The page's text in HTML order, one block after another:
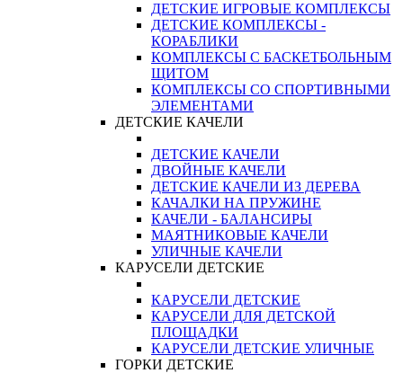
ДЕТСКИЕ ИГРОВЫЕ КОМПЛЕКСЫ
ДЕТСКИЕ КОМПЛЕКСЫ -
КОРАБЛИКИ
КОМПЛЕКСЫ С БАСКЕТБОЛЬНЫМ
ЩИТОМ
КОМПЛЕКСЫ СО СПОРТИВНЫМИ
ЭЛЕМЕНТАМИ
ДЕТСКИЕ КАЧЕЛИ
ДЕТСКИЕ КАЧЕЛИ
ДВОЙНЫЕ КАЧЕЛИ
ДЕТСКИЕ КАЧЕЛИ ИЗ ДЕРЕВА
КАЧАЛКИ НА ПРУЖИНЕ
КАЧЕЛИ - БАЛАНСИРЫ
МАЯТНИКОВЫЕ КАЧЕЛИ
УЛИЧНЫЕ КАЧЕЛИ
КАРУСЕЛИ ДЕТСКИЕ
КАРУСЕЛИ ДЕТСКИЕ
КАРУСЕЛИ ДЛЯ ДЕТСКОЙ
ПЛОЩАДКИ
КАРУСЕЛИ ДЕТСКИЕ УЛИЧНЫЕ
ГОРКИ ДЕТСКИЕ